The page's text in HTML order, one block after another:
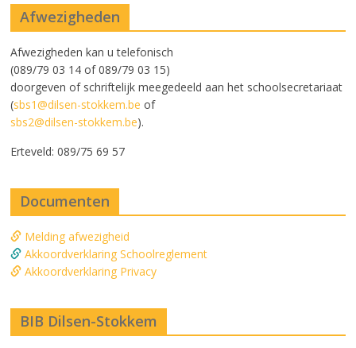
Afwezigheden
Afwezigheden kan u telefonisch
(089/79 03 14 of 089/79 03 15)
doorgeven of schriftelijk meegedeeld aan het schoolsecretariaat
(sbs1@dilsen-stokkem.be of
sbs2@dilsen-stokkem.be).
Erteveld: 089/75 69 57
Documenten
Melding afwezigheid
Akkoordverklaring Schoolreglement
Akkoordverklaring Privacy
BIB Dilsen-Stokkem